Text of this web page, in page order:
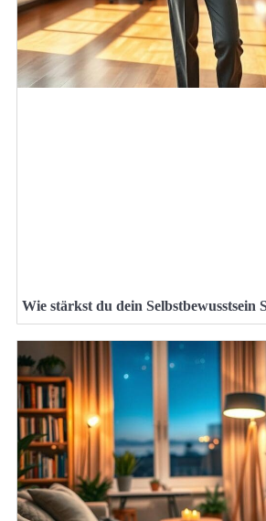
Wie stärkst du dein